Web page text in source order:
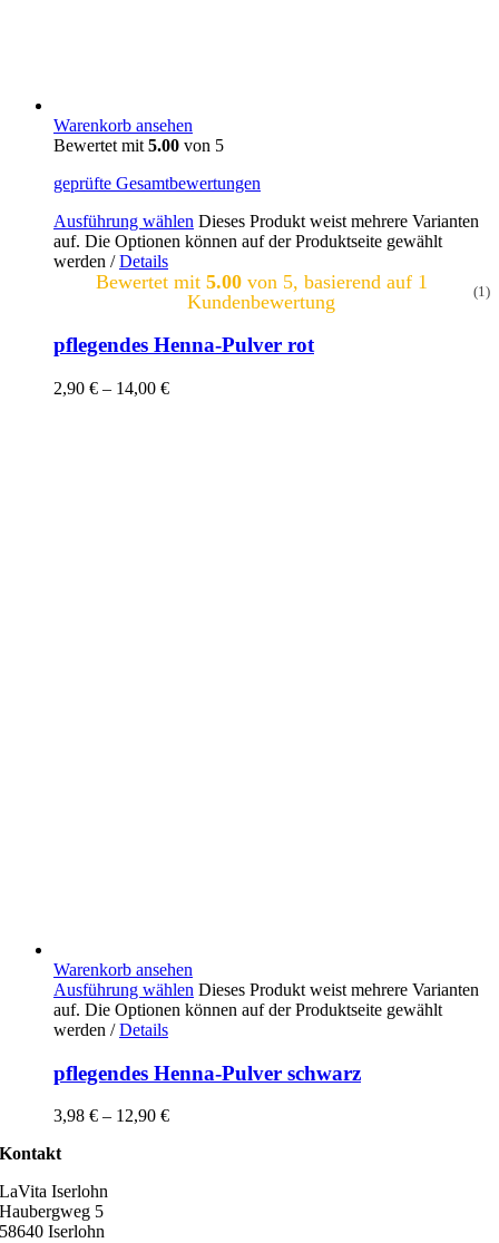
Warenkorb ansehen
Bewertet mit5.00 von 5
geprüfte Gesamtbewertungen
Ausführung wählen Dieses Produkt weist mehrere Varianten
auf. Die Optionen können auf der Produktseite gewählt
werden / Details
Bewertet mit 5.00von 5, basierend auf 1
Kundenbewertung
(1)
pflegendes Henna-Pulver rot
2,90 € – 14,00 €
Warenkorb ansehen
Ausführung wählen Dieses Produkt weist mehrere Varianten
auf. Die Optionen können auf der Produktseite gewählt
werden / Details
pflegendes Henna-Pulver schwarz
3,98 € – 12,90 €
Kontakt
LaVita Iserlohn
Haubergweg 5
58640 Iserlohn